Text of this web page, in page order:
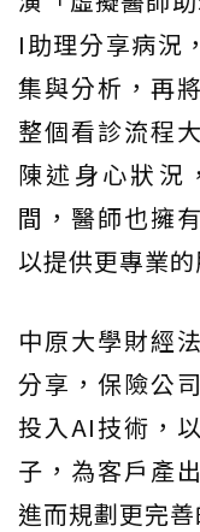
I助理分享病況
集與分析，再
整個看診流程
陳述身心狀況
間，醫師也擁
以提供更專業的
中原大學財經
分享，保險公
投入AI技術，
子，為客戶產
進而規劃更完善